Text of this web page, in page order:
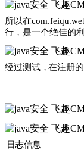
所以在
行 ，是一个绝佳的
经过测试 ，在注册
日志信息